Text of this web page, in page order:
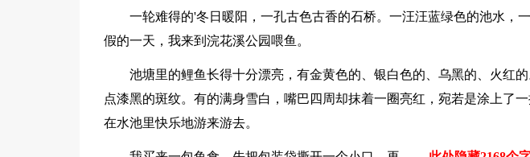
一轮难得的'冬日暖阳，一孔古色古香的石桥。一汪汪蓝绿色的池水，
假的一天，我来到浣花溪公园喂鱼。
池塘里的鲤鱼长得十分漂亮，有金黄色的、银白色的、乌黑的、火红
点漆黑的斑纹。有的满身雪白，嘴巴四周却抹着一圈亮红，宛若是涂上了
在水池里快乐地游来游去。